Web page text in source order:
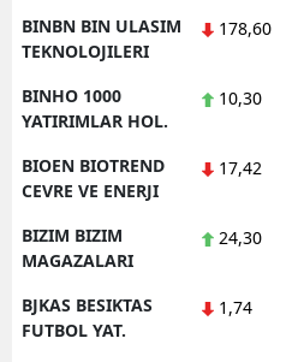
BINBN BIN ULASIM
TEKNOLOJILERI
178,60
BINHO 1000
YATIRIMLAR HOL.
10,30
BIOEN BIOTREND
CEVRE VE ENERJI
17,42
BIZIM BIZIM
MAGAZALARI
24,30
BJKAS BESIKTAS
FUTBOL YAT.
1,74